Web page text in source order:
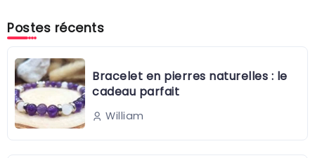
Postes récents
Bracelet en pierres naturelles : le
cadeau parfait
William